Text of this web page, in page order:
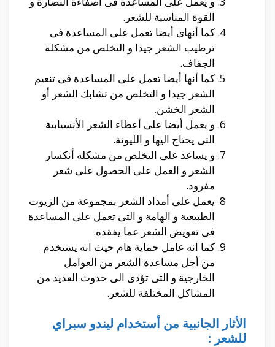
القوة المناسبة للشعر.
كما أنهاى أيضا تعمل على المساعدة فى
ترطيب الشعر جيدا و التخلص من مشكلة
الجفاف.
كما أنها أيضا تعمل على المساعدة فى تنعيم
الشعر جيدا و التخلص من تشابك الشعر أو
الشعر الخشن.
و يعمل أيضا على أعطاء الشعر الأنسيابية
التى يحتاج اليها و الليونة.
و يساعد على التخلص من مشكلة أنكسار
الشعر و العمل على الحصول على شعر
مفرود.
يعمل على أمداد الشعر بمجموعة من الزيوت
الطبيعية و الهامة و التى تعمل على المساعدة
فى تعويض الشعر عما يفقده.
كما انه عامل حماية هام حيث انه يستخدم
من أجل مساعدة الشعر من العوامل
الخارجية و التى تؤدى الى حدوث العديد من
المشاكل المختلفة للشعر.
الأثار الجانبية من أستخدام ليندو سبراي
للشعر :